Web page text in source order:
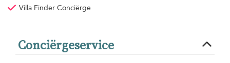
Villa Finder Conciërge
Conciërgeservice